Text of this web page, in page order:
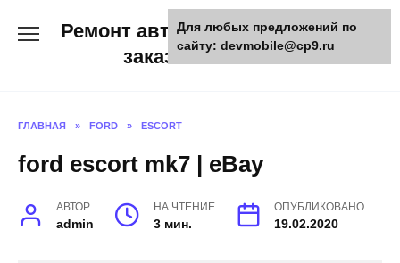
Ремонт авто и мото техники,
заказ запчастей
ГЛАВНАЯ » FORD » ESCORT
ford escort mk7 | eBay
АВТОР
admin
НА ЧТЕНИЕ
3 мин.
ОПУБЛИКОВАНО
19.02.2020
Для любых предложений по
сайту: devmobile@cp9.ru